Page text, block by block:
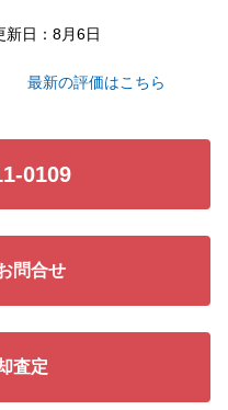
新日：8月6日
最新の評価はこちら
0109
問合せ
査定